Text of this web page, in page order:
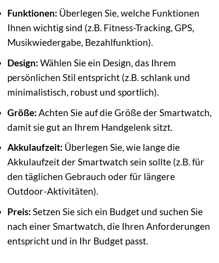
Funktionen: Überlegen Sie, welche Funktionen
Ihnen wichtig sind (z.B. Fitness-Tracking, GPS,
Musikwiedergabe, Bezahlfunktion).
Design: Wählen Sie ein Design, das Ihrem
persönlichen Stil entspricht (z.B. schlank und
minimalistisch, robust und sportlich).
Größe: Achten Sie auf die Größe der Smartwatch,
damit sie gut an Ihrem Handgelenk sitzt.
Akkulaufzeit: Überlegen Sie, wie lange die
Akkulaufzeit der Smartwatch sein sollte (z.B. für
den täglichen Gebrauch oder für längere
Outdoor-Aktivitäten).
Preis: Setzen Sie sich ein Budget und suchen Sie
nach einer Smartwatch, die Ihren Anforderungen
entspricht und in Ihr Budget passt.